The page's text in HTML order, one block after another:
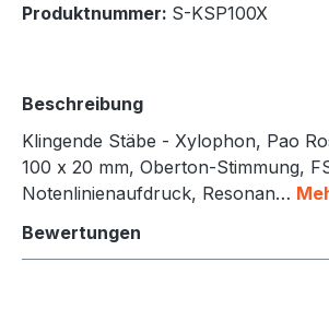
Produktnummer: S-KSP100X
Beschreibung
Klingende Stäbe - Xylophon, Pao
100 x 20 mm, Oberton-Stimmung,
Notenlinienaufdruck, Resonan…
Bewertungen